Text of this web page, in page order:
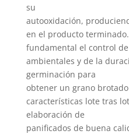
su
autooxidación,
en el producto
fundamental el control
ambientales y de la
germinación para
obtener un grano
características lote tras
elaboración de
panificados de buena